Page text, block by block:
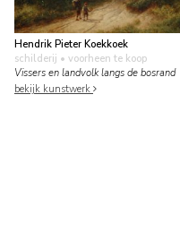
Hendrik Pieter Koekkoek
schilderij • voorheen te koop
Vissers en landvolk langs de bosrand
bekijk kunstwerk